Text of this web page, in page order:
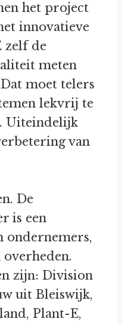
het project
innovatieve
zelf de
meten
moet telers
lekvrij te
Uiteindelijk
van
De
is een
ondernemers,
zijn: Division
uit Bleiswijk,
Plant-E,